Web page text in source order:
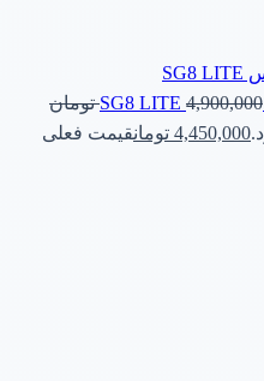
4,900,000
تومان
4,450,000 تومانقیمت فعلی